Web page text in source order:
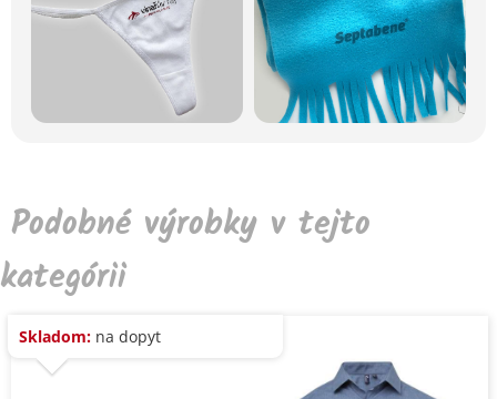
Podobné výrobky v tejto
kategórii
Skladom: na dopyt